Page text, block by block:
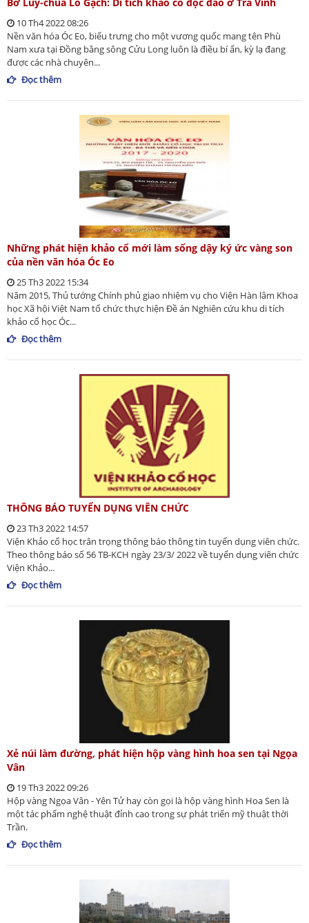
10 Th4 2022 08:26
Nền văn hóa Óc Eo, biểu trưng cho một vương quốc mang tên Phù
Nam xưa tại Đồng bằng sông Cửu Long luôn là điều bí ẩn, kỳ lạ đang
được các nhà chuyên...
Đọc thêm
Những phát hiện khảo cổ mới làm sống dậy ký ức vàng son
của nền văn hóa Óc Eo
25 Th3 2022 15:34
Năm 2015, Thủ tướng Chính phủ giao nhiệm vụ cho Viện Hàn lâm Khoa
học Xã hội Việt Nam tổ chức thực hiện Đề án Nghiên cứu khu di tích
khảo cổ học Óc...
Đọc thêm
THÔNG BÁO TUYỂN DỤNG VIÊN CHỨC
23 Th3 2022 14:57
Viện Khảo cổ học trân trọng thông báo thông tin tuyển dụng viên chức.
Theo thông báo số 56 TB-KCH ngày 23/3/ 2022 về tuyển dụng viên chức
Viện Khảo...
Đọc thêm
Xẻ núi làm đường, phát hiện hộp vàng hình hoa sen tại Ngọa
Vân
19 Th3 2022 09:26
Hộp vàng Ngọa Vân - Yên Tử hay còn gọi là hộp vàng hình Hoa Sen là
một tác phẩm nghệ thuật đỉnh cao trong sự phát triển mỹ thuật thời
Trần.
Đọc thêm